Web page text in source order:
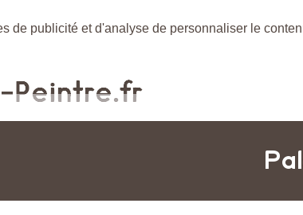
de publicité et d'analyse de personnaliser le